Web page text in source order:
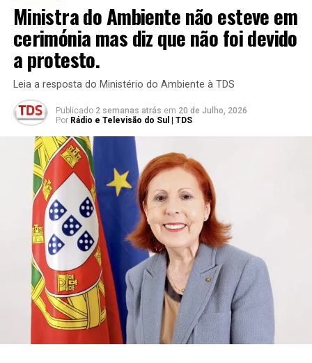
Ministra do Ambiente não esteve em
cerimónia mas diz que não foi devido
a protesto.
Leia a resposta do Ministério do Ambiente à TDS
Publicado 2 semanas atrás em 20 de Julho, 2026
Por Rádio e Televisão do Sul | TDS